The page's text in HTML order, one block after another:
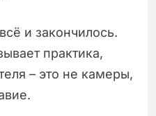
и закончилось.
практика,
– это не камеры,